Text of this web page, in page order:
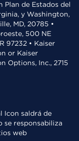
Plan de Estados del
y Washington,
MD, 20785 •
500 NE
97232 • Kaiser
or Kaiser
Options, Inc., 2715
saldrá de
se responsabiliza
web